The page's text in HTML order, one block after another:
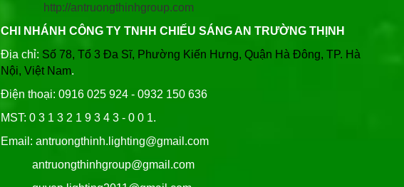
http://antruongthinhgroup.com
CHI NHÁNH CÔNG TY TNHH CHIẾU SÁNG AN TRƯỜNG THỊNH
Địa chỉ: Số 78, Tổ 3 Đa Sĩ, Phường Kiến Hưng, Quận Hà Đông, TP. Hà
Nội, Việt Nam.
Điện thoại: 0916 025 924 - 0932 150 636
MST: 0 3 1 3 2 1 9 3 4 3 - 0 0 1.
Email: antruongthinh.lighting@gmail.com
antruongthinhgroup@gmail.com